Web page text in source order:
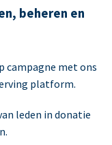
beheren en
campagne met ons
platform.
leden in donatie